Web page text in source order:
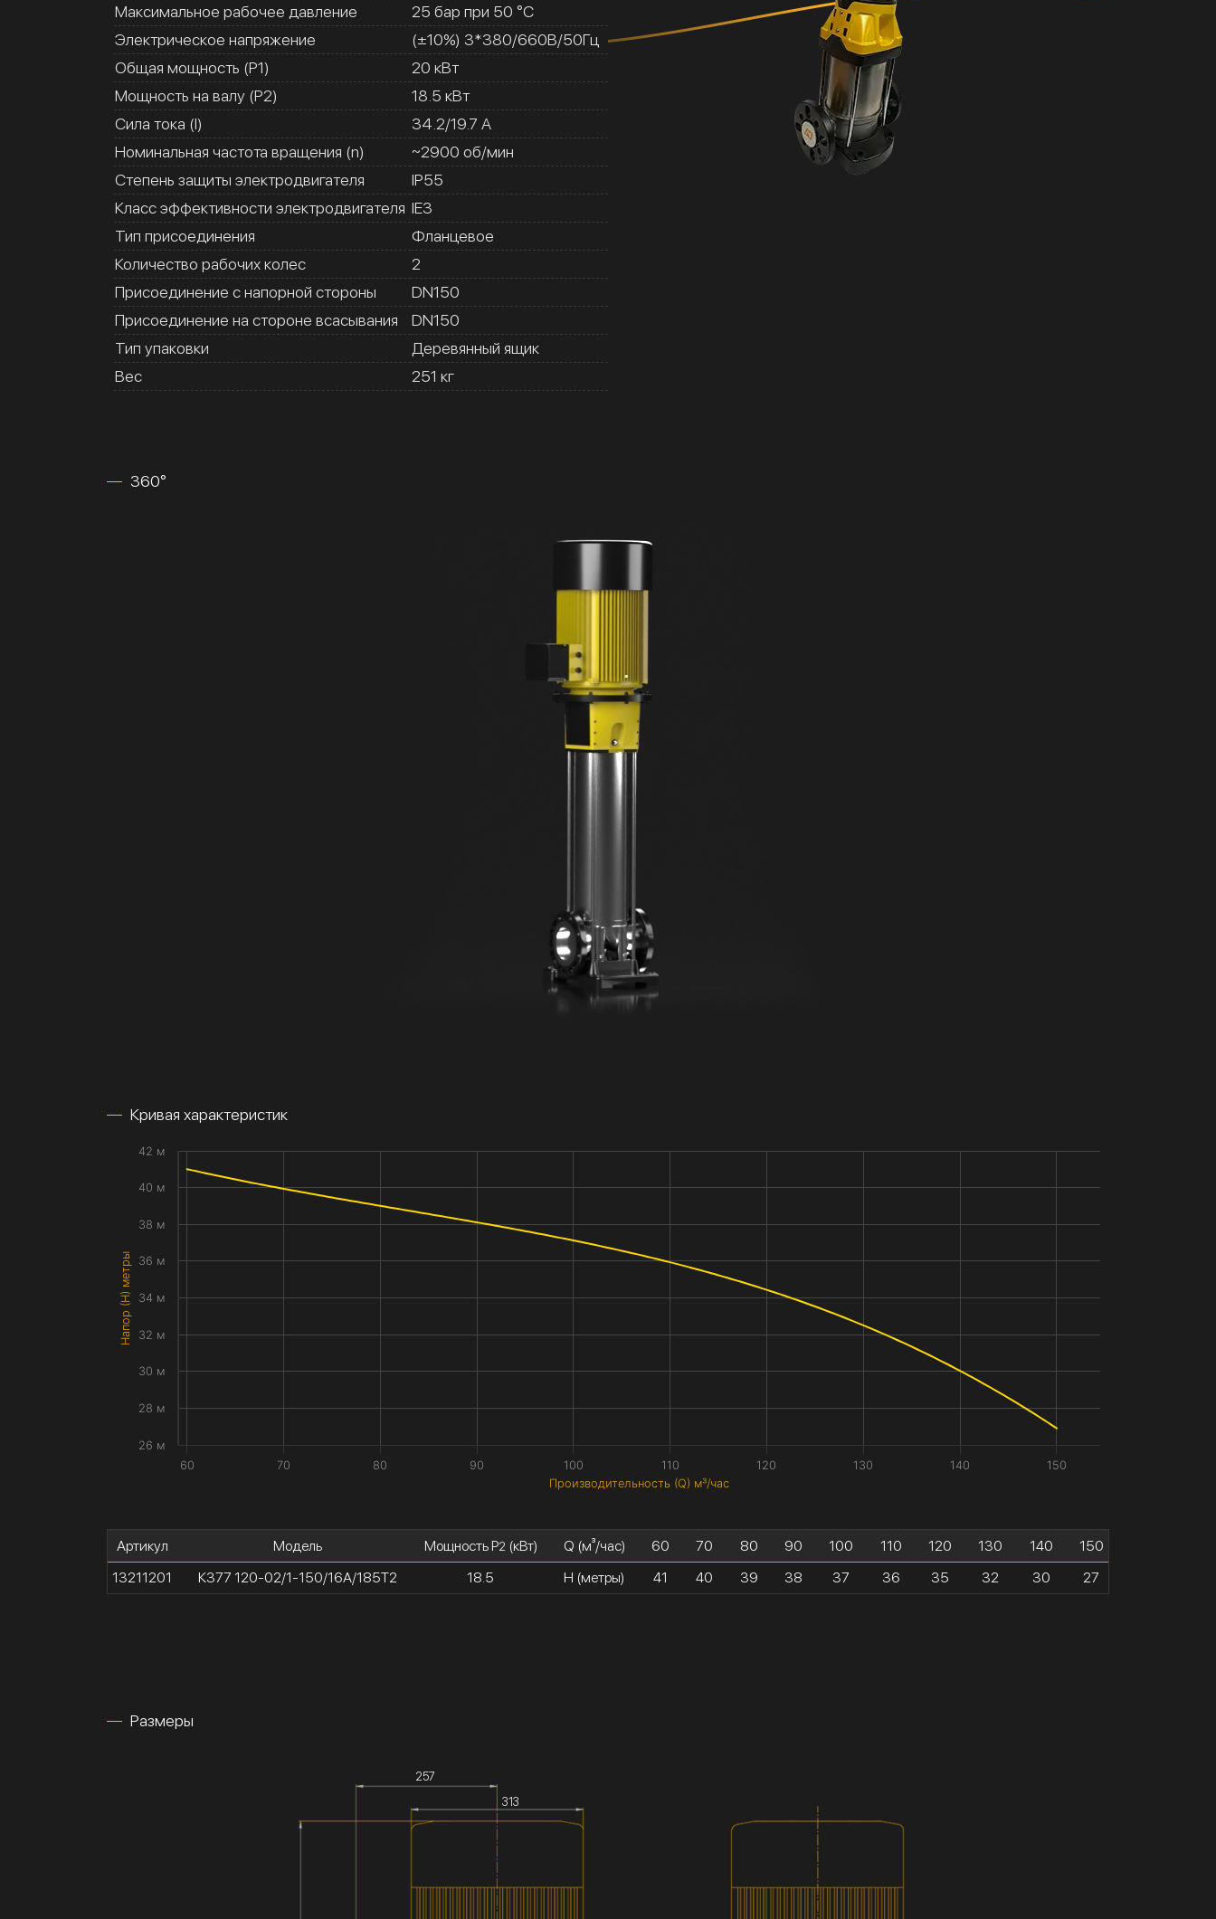
Максимальное рабочее давление
25 бар при 50 °C
Электрическое напряжение
(±10%) 3*380/660В/50Гц
Общая мощность (Р1)
20 кВт
Мощность на валу (Р2)
18.5 кВт
Сила тока (I)
34.2/19.7 A
Номинальная частота вращения (n)
~2900 об/мин
Степень защиты электродвигателя
IP55
Класс эффективности электродвигателя IE3
Тип присоединения
Фланцевое
Количество рабочих колес
2
Присоединение с напорной стороны
DN150
Присоединение на стороне всасывания
DN150
Тип упаковки
Деревянный ящик
Вес
251 кг
360°
Кривая характеристик
Производительность (Q) м³/час
Напор (H) метры
60 70 80 90 100 110 120 130 140 150
26 м
28 м
30 м
32 м
34 м
36 м
38 м
40 м
42 м
Артикул
13211201
Модель
К377 120-02/1-150/16А/185Т2
Мощность P2(кВт)
18.5
Q (м³/час)
H (метры)
60
41
70
40
80
39
90
38
100
37
110
36
120
35
130
32
140
30
150
27
Размеры
257
313